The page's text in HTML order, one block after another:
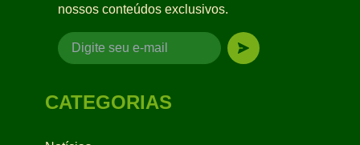
nossos conteúdos exclusivos.
CATEGORIAS